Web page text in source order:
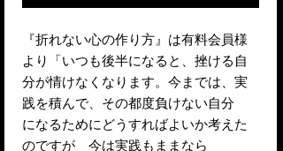
『折れない心の作り方』は有料会員様
より「いつも後半になると、挫ける自
分が情けなくなります。今までは、実
践を積んで、その都度負けない自分
になるためにどうすればよいか考えた
のですが 今は実践もままなら